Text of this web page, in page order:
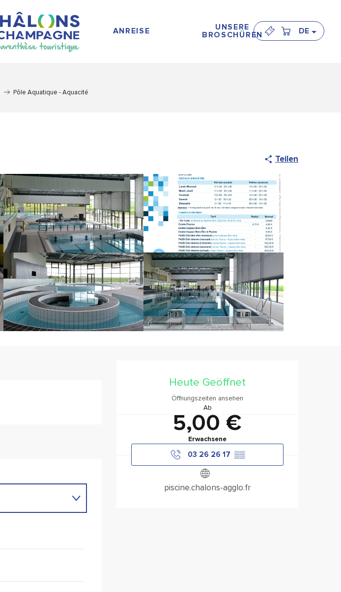
ANREISE
UNSERE
BROSCHÜREN
DE
Pôle Aquatique - Aquacité
Teilen
Heute Geöffnet
Öffnungszeiten ansehen
Ab
5,00 €
Erwachsene
03 26 26 17 ▒▒
piscine.chalons-agglo.fr